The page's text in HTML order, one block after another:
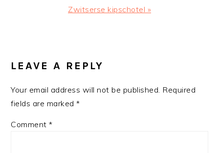
Next
Zwitserse kipschotel »
INTERACTIONS
LEAVE A REPLY
Your email address will not be published. Required
fields are marked*
Comment*